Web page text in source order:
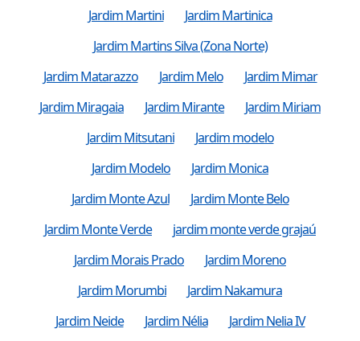
Jardim Martini
Jardim Martinica
Jardim Martins Silva (Zona Norte)
Jardim Matarazzo
Jardim Melo
Jardim Mimar
Jardim Miragaia
Jardim Mirante
Jardim Miriam
Jardim Mitsutani
Jardim modelo
Jardim Modelo
Jardim Monica
Jardim Monte Azul
Jardim Monte Belo
Jardim Monte Verde
jardim monte verde grajaú
Jardim Morais Prado
Jardim Moreno
Jardim Morumbi
Jardim Nakamura
Jardim Neide
Jardim Nélia
Jardim Nelia IV